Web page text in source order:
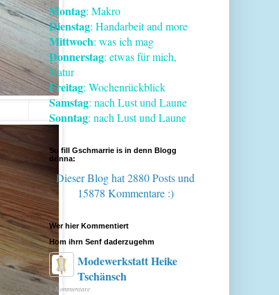
Montag: Makro
Dienstag: Handarbeit and more
Mittwoch: was ich mag
Donnerstag: etwas für mich,
Natur
Freitag: Wochenrückblick
Samstag: nach Lust und Laune
Sonntag: nach Lust und Laune
Su fill Gschmarrie is in denn Blogg
drinna:
Dieser Blog hat 2880 Postsund
15878 Kommentare :)
Wer hier Kommentiert
Hom ihrn Senf daderzugehm
Modewerkstatt Heike
Tschänsch
1 Kommentare